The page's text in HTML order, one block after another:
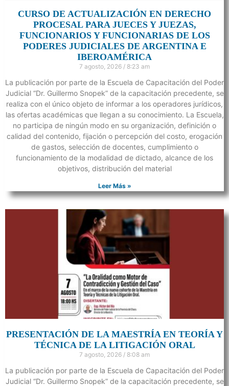
CURSO DE ACTUALIZACIÓN EN DERECHO
PROCESAL PARA JUECES Y JUEZAS,
FUNCIONARIOS Y FUNCIONARIAS DE LOS
PODERES JUDICIALES DE ARGENTINA E
IBEROAMÉRICA
7 agosto, 2026 8:23 am
La publicación por parte de la Escuela de Capacitación del Poder
Judicial “Dr. Guillermo Snopek” de la capacitación precedente, se
realiza con el único objeto de informar a los operadores jurídicos,
las ofertas académicas que llegan a su conocimiento. La Escuela,
no participa de ningún modo en su organización, definición o
calidad del contenido, fijación o percepción del costo, erogación
de gastos, selección de docentes, cumplimiento o
funcionamiento de la modalidad de dictado, alcance de los
objetivos, distribución del material
Leer Más »
PRESENTACIÓN DE LA MAESTRÍA EN TEORÍA Y
TÉCNICA DE LA LITIGACIÓN ORAL
7 agosto, 2026 8:08 am
La publicación por parte de la Escuela de Capacitación del Poder
Judicial “Dr. Guillermo Snopek” de la capacitación precedente, se